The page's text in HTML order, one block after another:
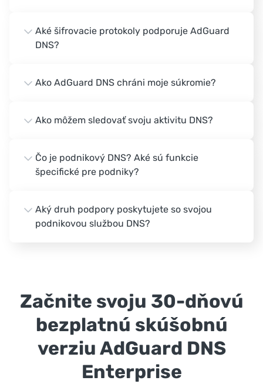
Aké šifrovacie protokoly podporuje AdGuard
DNS?
Ako AdGuard DNS chráni moje súkromie?
Ako môžem sledovať svoju aktivitu DNS?
Čo je podnikový DNS? Aké sú funkcie
špecifické pre podniky?
Aký druh podpory poskytujete so svojou
podnikovou službou DNS?
Začnite svoju 30-dňovú
bezplatnú skúšobnú
verziu AdGuard DNS
Enterprise